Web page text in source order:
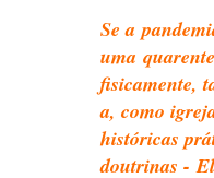
Se a
uma
fisicamente,
a, como
históricas
doutrinas -